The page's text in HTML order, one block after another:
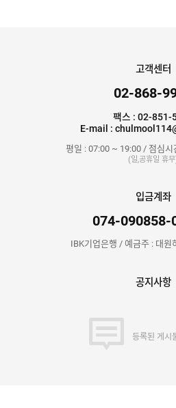
고객센터
02-868-
팩스 : 02-851-
E-mail :
평일 : 07:00 ~ 19:00 / 점심
(일,공휴일 휴
입금계좌
074-090858-
IBK기업은행 / 예금주 : 대원
공지사항
등록된 게시